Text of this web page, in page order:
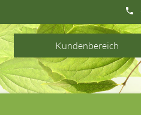
phone
Kundenbereich